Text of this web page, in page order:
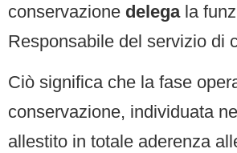
conservazione delegala
Responsabile del servizio di
Ciò significa che la fase
conservazione, individuata
allestito in totale aderenza